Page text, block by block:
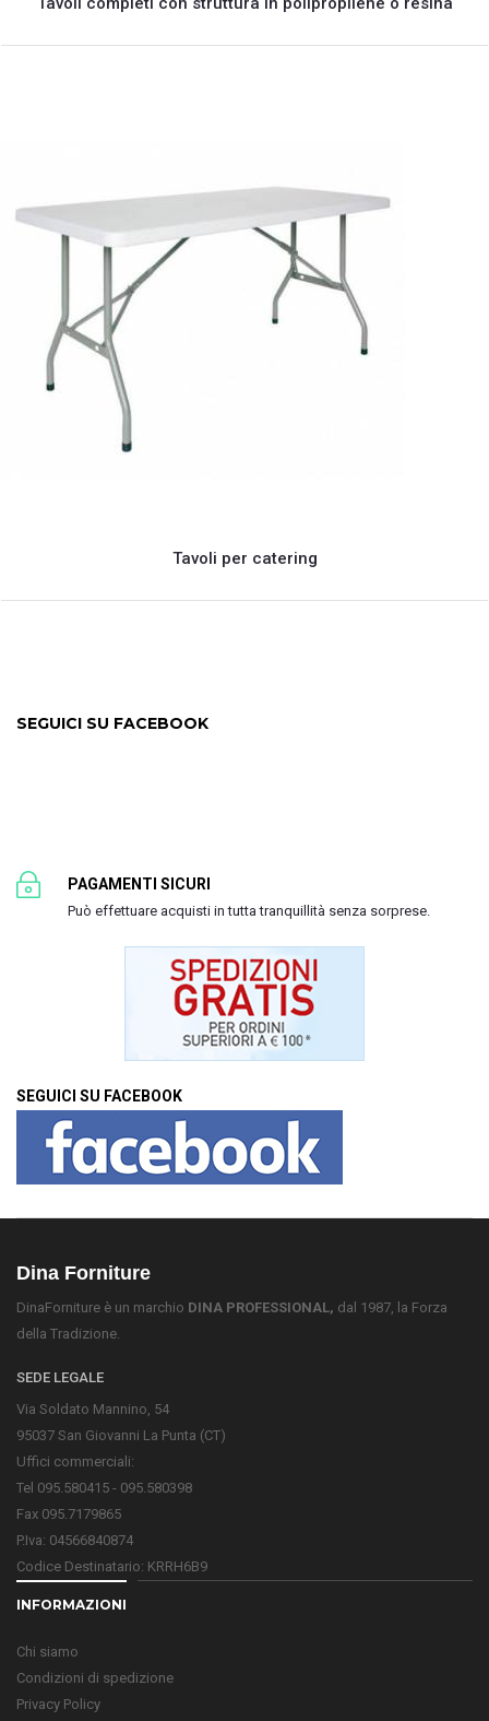
Tavoli per catering
SEGUICI SU FACEBOOK
PAGAMENTI SICURI
Può effettuare acquisti in tutta tranquillità senza sorprese.
SEGUICI SU FACEBOOK
Dina Forniture
DinaForniture è un marchio DINA PROFESSIONAL, dal 1987, la Forza
della Tradizione.
SEDE LEGALE
Via Soldato Mannino, 54
95037 San Giovanni La Punta (CT)
Uffici commerciali:
Tel 095.580415 - 095.580398
Fax 095.7179865
P.Iva: 04566840874
Codice Destinatario: KRRH6B9
INFORMAZIONI
Chi siamo
Condizioni di spedizione
Privacy Policy